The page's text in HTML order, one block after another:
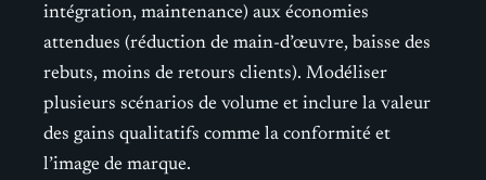
intégration, maintenance) aux économies
attendues (réduction de main-d’œuvre, baisse des
rebuts, moins de retours clients). Modéliser
plusieurs scénarios de volume et inclure la valeur
des gains qualitatifs comme la conformité et
l’image de marque.